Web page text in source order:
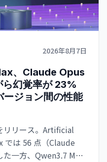
2026年8月7日
、Claude Opus
幻覚率が 23%
ジョン間の性能
リリース。Artificial
は 56 点（Claude
一方、Qwen3.7 Max